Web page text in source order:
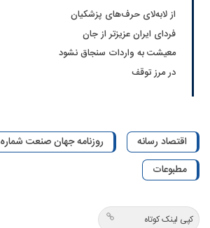
از لا‌به‌لای حرف‌های پزشکیان
فردای ایران عزیزتر از جان
معیشت به واردات سنجاق نشود
در مرز توقف
اقتصاد رسانه
روزنامه جهان صنعت شماره 6097
مطبوعات
کپی لینک کوتاه